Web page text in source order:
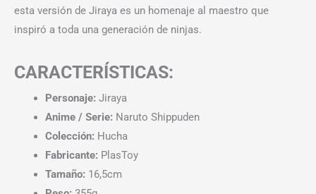
esta versión de Jiraya es un homenaje al maestro que
inspiró a toda una generación de ninjas.
CARACTERÍSTICAS:
Personaje: Jiraya
Anime / Serie: Naruto Shippuden
Colección: Hucha
Fabricante: PlasToy
Tamaño: 16,5cm